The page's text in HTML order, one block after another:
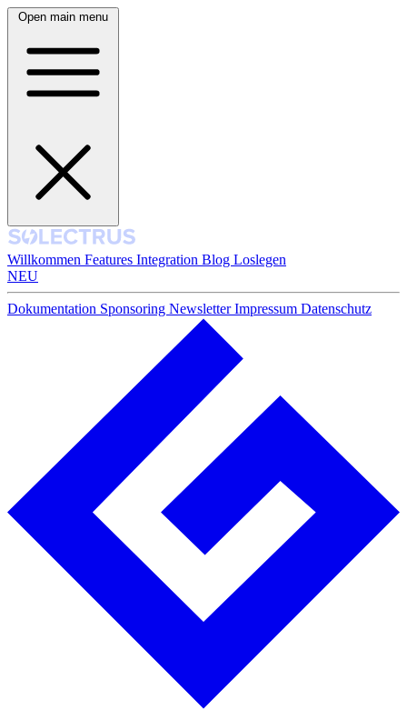
Open main menu
Willkommen Features Integration Blog Loslegen
NEU
Dokumentation Sponsoring NewsletterImpressum Datenschutz